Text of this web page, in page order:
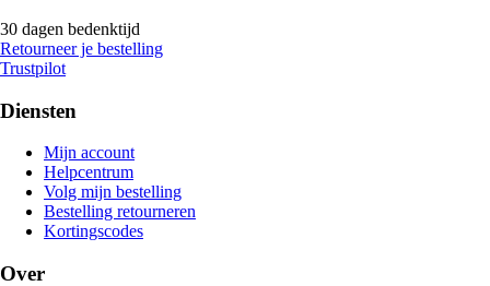
30 dagen bedenktijd
Retourneer je bestelling
Trustpilot
Diensten
Mijn account
Helpcentrum
Volg mijn bestelling
Bestelling retourneren
Kortingscodes
Over